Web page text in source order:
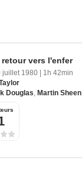
retour vers l'enfer
juillet 1980
1h 42min
Douglas, Martin Sheen